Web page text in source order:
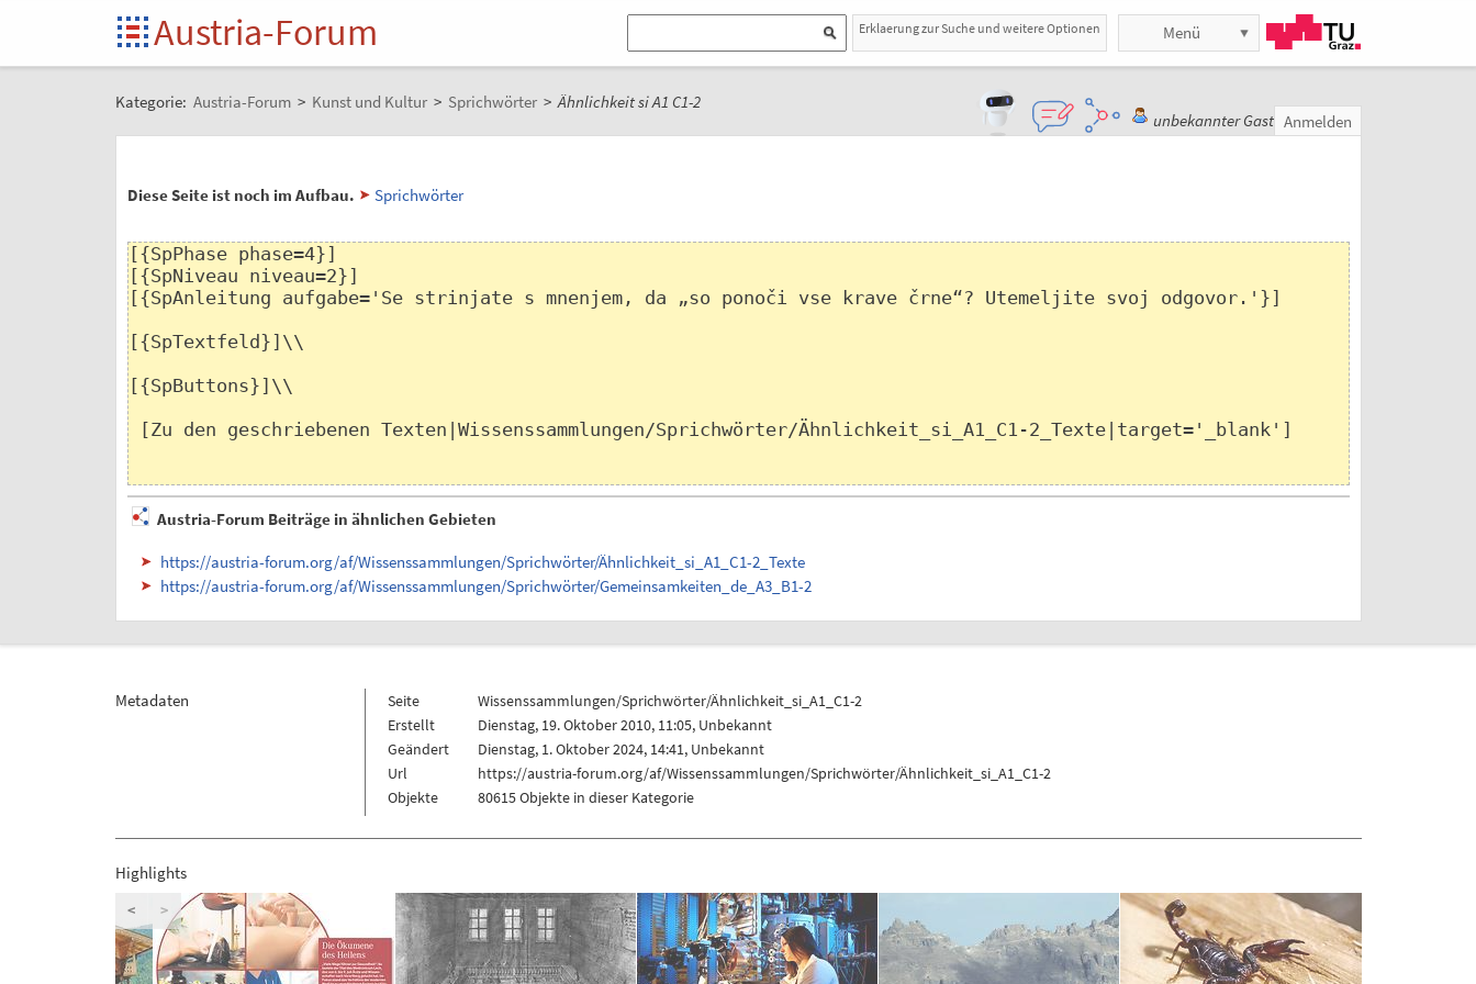
Austria-Forum Erklaerung zur Suche und weitere Optionen Menü
Kategorie: Austria-Forum > Kunst und Kultur > Sprichwörter > Ähnlichkeit si A1 C1-2
unbekannter Gast Anmelden
Diese Seite ist noch im Aufbau. Sprichwörter
[{SpPhase phase=4}]
[{SpNiveau niveau=2}]
[{SpAnleitung aufgabe='Se strinjate s mnenjem, da „so ponoči vse krave črne“? Utemeljite svoj odgovor.'}]
[{SpTextfeld}]\\
[{SpButtons}]\\
[Zu den geschriebenen Texten|Wissenssammlungen/Sprichwörter/Ähnlichkeit_si_A1_C1-2_Texte|target='_blank']
Austria-Forum Beiträge in ähnlichen Gebieten
https://austria-forum.org/af/Wissenssammlungen/Sprichwörter/Ähnlichkeit_si_A1_C1-2_Texte
https://austria-forum.org/af/Wissenssammlungen/Sprichwörter/Gemeinsamkeiten_de_A3_B1-2
Metadaten Seite
Wissenssammlungen/Sprichwörter/Ähnlichkeit_si_A1_C1-2
Erstellt
Dienstag, 19. Oktober 2010, 11:05, Unbekannt
Geändert
Dienstag, 1. Oktober 2024, 14:41, Unbekannt
Url
https://austria-forum.org/af/Wissenssammlungen/Sprichwörter/Ähnlichkeit_si_A1_C1-2
Objekte
80615 Objekte in dieser Kategorie
Highlights
< >